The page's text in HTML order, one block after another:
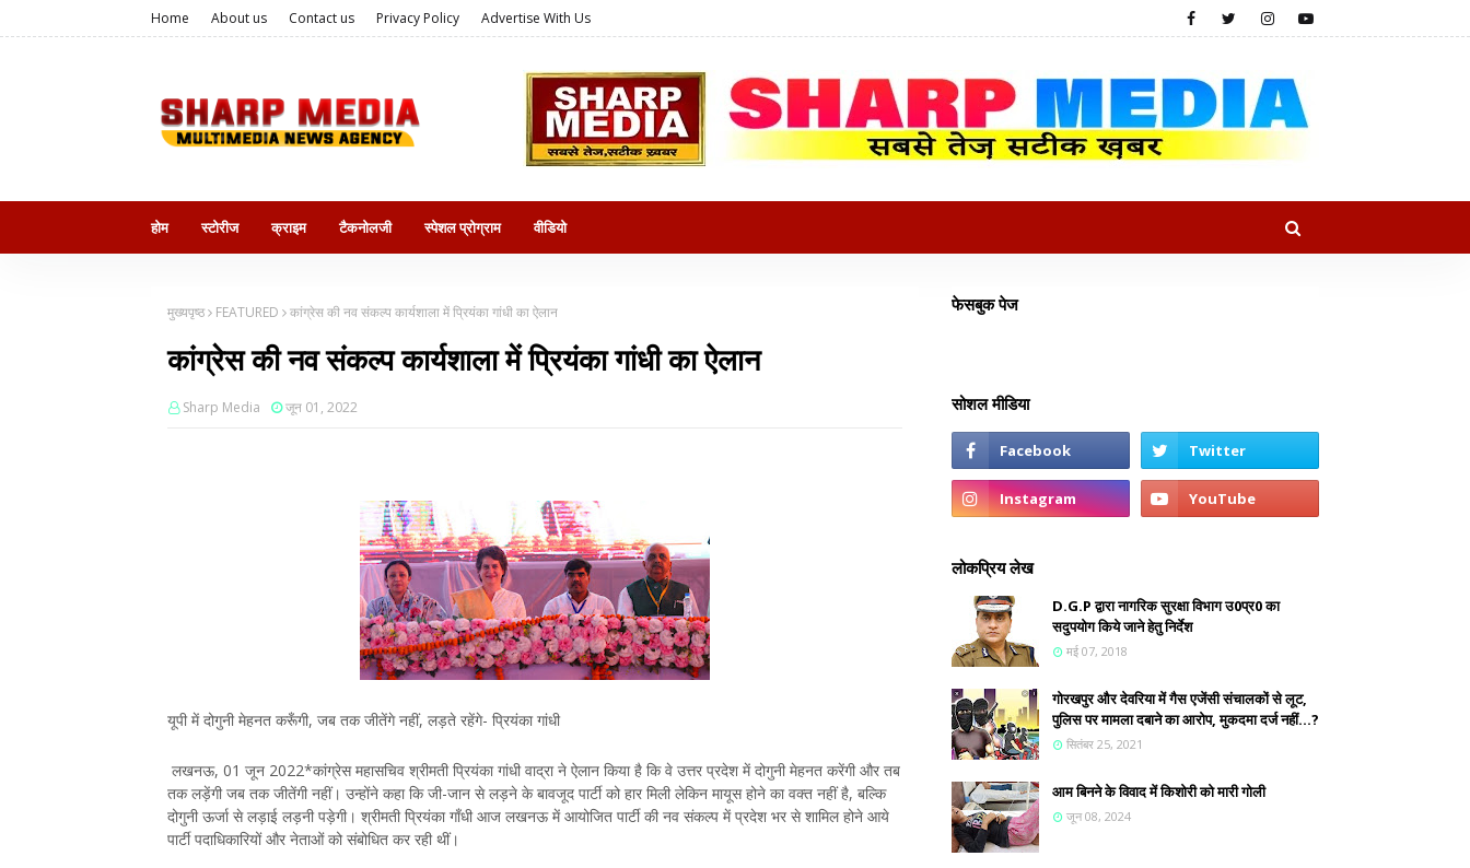
Home About us Contact us Privacy Policy Advertise With Us
होम स्टोरीज क्राइम टैकनोलजी स्पेशल प्रोग्राम वीडियो
मुख्यपृष्ठ FEATURED कांग्रेस की नव संकल्प कार्यशाला में प्रियंका गांधी का ऐलान
कांग्रेस की नव संकल्प कार्यशाला में प्रियंका गांधी का ऐलान
Sharp Media जून 01, 2022
यूपी में दोगुनी मेहनत करूँगी, जब तक जीतेंगे नहीं, लड़ते रहेंगे- प्रियंका गांधी
लखनऊ, 01 जून 2022*कांग्रेस महासचिव श्रीमती प्रियंका गांधी वाद्रा ने ऐलान किया है कि वे उत्तर प्रदेश में दोगुनी मेहनत करेंगी और तब
तक लड़ेंगी जब तक जीतेंगी नहीं। उन्होंने कहा कि जी-जान से लड़ने के बावजूद पार्टी को हार मिली लेकिन मायूस होने का वक्त नहीं है, बल्कि
दोगुनी ऊर्जा से लड़ाई लड़नी पड़ेगी। श्रीमती प्रियंका गाँधी आज लखनऊ में आयोजित पार्टी की नव संकल्प में प्रदेश भर से शामिल होने आये
पार्टी पदाधिकारियों और नेताओं को संबोधित कर रही थीं।
फेसबुक पेज
सोशल मीडिया
लोकप्रिय लेख
D.G.P द्वारा नागरिक सुरक्षा विभाग उ0प्र0 का
सदुपयोग किये जाने हेतु निर्देश
मई 07, 2018
गोरखपुर और देवरिया में गैस एजेंसी संचालकों से लूट,
पुलिस पर मामला दबाने का आरोप, मुकदमा दर्ज नहीं...?
सितंबर 25, 2021
आम बिनने के विवाद में किशोरी को मारी गोली
जून 08, 2024